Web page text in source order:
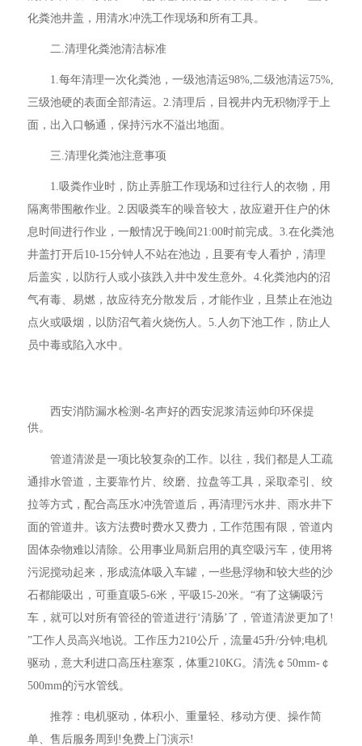
化粪池井盖，用清水冲洗工作现场和所有工具。
二.清理化粪池清洁标准
1.每年清理一次化粪池，一级池清运98%,二级池清运75%,
三级池硬的表面全部清运。2.清理后，目视井内无积物浮于上
面，出入口畅通，保持污水不溢出地面。
三.清理化粪池注意事项
1.吸粪作业时，防止弄脏工作现场和过往行人的衣物，用
隔离带围敝作业。2.因吸粪车的噪音较大，故应避开住户的休
息时间进行作业，一般情况于晚间21:00时前完成。3.在化粪池
井盖打开后10-15分钟人不站在池边，且要有专人看护，清理
后盖实，以防行人或小孩跌入井中发生意外。4.化粪池内的沼
气有毒、易燃，故应待充分散发后，才能作业，且禁止在池边
点火或吸烟，以防沼气着火烧伤人。5.人勿下池工作，防止人
员中毒或陷入水中。
西安消防漏水检测-名声好的西安泥浆清运帅印环保提
供。
管道清淤是一项比较复杂的工作。以往，我们都是人工疏
通排水管道，主要靠竹片、绞磨、拉盘等工具，采取牵引、绞
拉等方式，配合高压水冲洗管道后，再清理污水井、雨水井下
面的管道井。该方法费时费水又费力，工作范围有限，管道内
固体杂物难以清除。公用事业局新启用的真空吸污车，使用将
污泥搅动起来，形成流体吸入车罐，一些悬浮物和较大些的沙
石都能吸出，可垂直吸5-6米，平吸15-20米。“有了这辆吸污
车，就可以对所有管径的管道进行‘清肠’了，管道清淤更加了!
”工作人员高兴地说。工作压力210公斤，流量45升/分钟;电机
驱动，意大利进口高压柱塞泵，体重210KG。清洗￠50mm-￠
500mm的污水管线。
推荐：电机驱动，体积小、重量轻、移动方便、操作简
单、售后服务周到!免费上门演示!